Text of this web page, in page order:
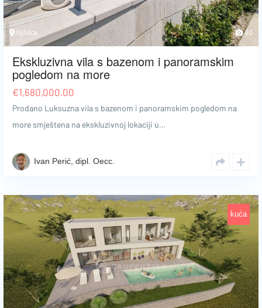
Njivice 40
Ekskluzivna vila s bazenom i panoramskim
pogledom na more
€1,680,000.00
Prodano Luksuzna vila s bazenom i panoramskim pogledom na
more smještena na ekskluzivnoj lokaciji u…
Ivan Perić, dipl. Oecc.
kuća